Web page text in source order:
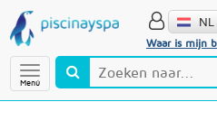
Menú
Waar is mijn